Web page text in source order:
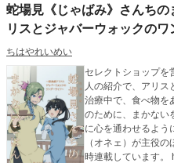
蛇場見《じゃばみ》さんち
リスとジャバーウォックの
ちはやれいめい
セレクトショップを
人の紹介で、アリス
治療中で、食べ物を
のために、まかないを作る。 二人は時間を
に心を通わせるようになる。 蛇場見歩《
（オネェ）が主役のほのぼ
時連載しています。